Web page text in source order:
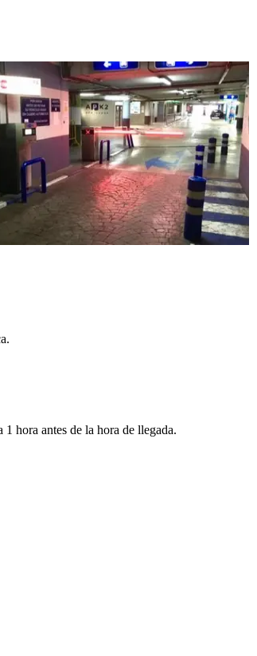
1 hora antes de la hora de llegada.